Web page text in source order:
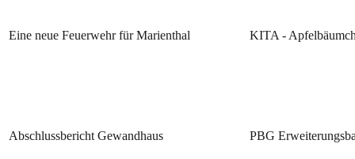
Eine neue Feuerwehr für Marienthal KITA -
Abschlussbericht Gewandhaus PBG